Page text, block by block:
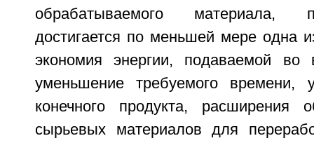
обрабатываемого материала,
достигается по меньшей мере одна
экономия энергии, подаваемой во
уменьшение требуемого времени,
конечного продукта, расширения
сырьевых материалов для